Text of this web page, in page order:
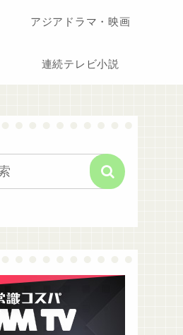
アジアドラマ・映画
連続テレビ小説